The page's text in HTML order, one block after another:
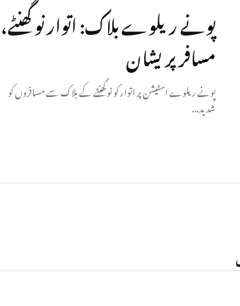
پونے ریلوے بلاک: اتوار نو گھنٹے،
مسافر پریشان
پونے ریلوے اسٹیشن پر اتوار کو نو گھنٹے کے بلاک سے مسافروں کو
شدید...